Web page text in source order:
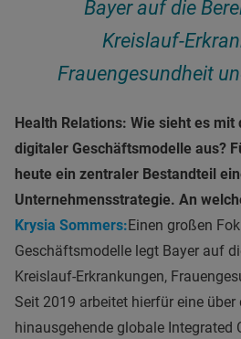
Bayer auf die
Kreislauf-
Frauengesundheit
Health Relations: Wie sieht es mit
digitaler Geschäftsmodelle aus?
heute ein zentraler Bestandteil
Unternehmensstrategie. An
Krysia Sommers:Einen großen
Geschäftsmodelle legt Bayer auf
Kreislauf-Erkrankungen,
Seit 2019 arbeitet hierfür eine
hinausgehende globale Integrated